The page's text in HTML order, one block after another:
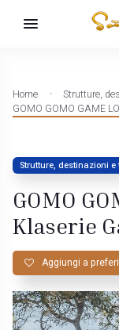
Home
Strutture,
GOMO GOMO GAME
Strutture, destinazioni e
GOMO
Klaserie
Aggiungi a